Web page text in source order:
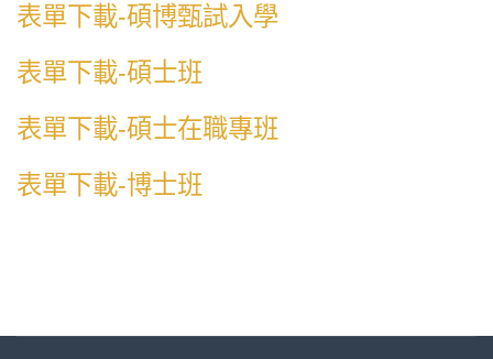
表單下載-碩博甄試入學
表單下載-碩士班
表單下載-碩士在職專班
表單下載-博士班